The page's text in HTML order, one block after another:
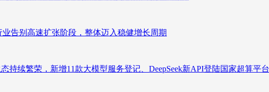
告别高速扩张阶段，整体迈入稳健增长周期
续繁荣，新增11款大模型服务登记、DeepSeek新API登陆国家超算平台